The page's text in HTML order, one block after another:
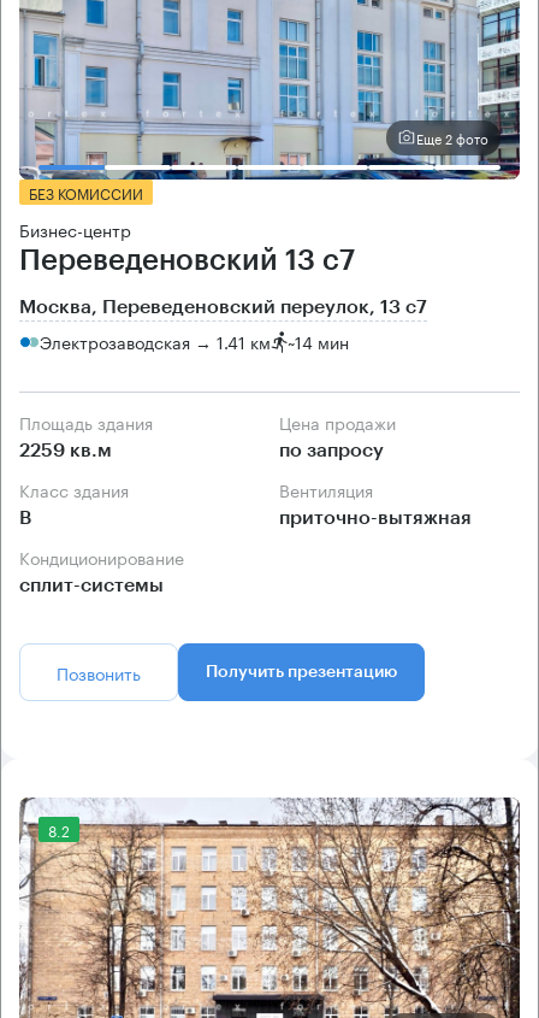
Еще 2 фото
БЕЗ КОМИССИИ
Бизнес-центр
Переведеновский 13 с7
Москва, Переведеновский переулок, 13 с7
Электрозаводская → 1.41 км ~14 мин
Площадь здания
2259 кв.м
Цена продажи
по запросу
Класс здания
B
Вентиляция
приточно-вытяжная
Кондиционирование
сплит-системы
Позвонить Получить презентацию
8.2